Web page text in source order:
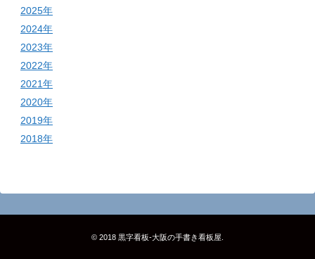
2025年
2024年
2023年
2022年
2021年
2020年
2019年
2018年
© 2018 黒字看板‐大阪の手書き看板屋